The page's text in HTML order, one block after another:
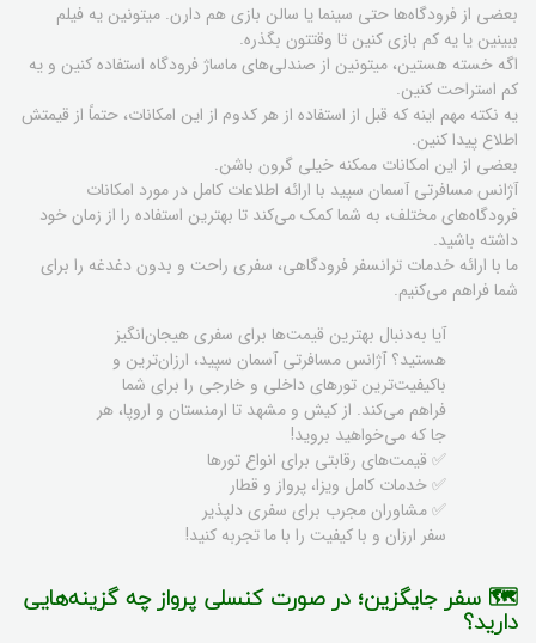
بعضی از فرودگاه‌ها حتی سینما یا سالن بازی هم دارن. میتونین یه فیلم
ببینین یا یه کم بازی کنین تا وقتتون بگذره.
اگه خسته هستین، میتونین از صندلی‌های ماساژ فرودگاه استفاده کنین و یه
کم استراحت کنین.
یه نکته مهم اینه که قبل از استفاده از هر کدوم از این امکانات، حتماً از قیمتش
اطلاع پیدا کنین.
بعضی از این امکانات ممکنه خیلی گرون باشن.
آژانس مسافرتی آسمان سپید با ارائه اطلاعات کامل در مورد امکانات
فرودگاه‌های مختلف، به شما کمک می‌کند تا بهترین استفاده را از زمان خود
داشته باشید.
ما با ارائه خدمات ترانسفر فرودگاهی، سفری راحت و بدون دغدغه را برای
شما فراهم می‌کنیم.
آیا به‌دنبال بهترین قیمت‌ها برای سفری هیجان‌انگیز
هستید؟ آژانس مسافرتی آسمان سپید، ارزان‌ترین و
باکیفیت‌ترین تورهای داخلی و خارجی را برای شما
فراهم می‌کند. از کیش و مشهد تا ارمنستان و اروپا، هر
جا که می‌خواهید بروید!
✅ قیمت‌های رقابتی برای انواع تورها
✅ خدمات کامل ویزا، پرواز و قطار
✅ مشاوران مجرب برای سفری دلپذیر
سفر ارزان و با کیفیت را با ما تجربه کنید!
🗺️ سفر جایگزین؛ در صورت کنسلی پرواز چه گزینه‌هایی
دارید؟